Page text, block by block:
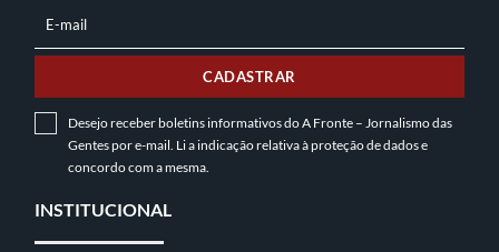
MAIL
E-mail
CADASTRAR
Desejo receber boletins informativos do A Fronte – Jornalismo das
Gentes por e-mail. Li a indicação relativa àproteção de dadose
concordo com a mesma.
INSTITUCIONAL